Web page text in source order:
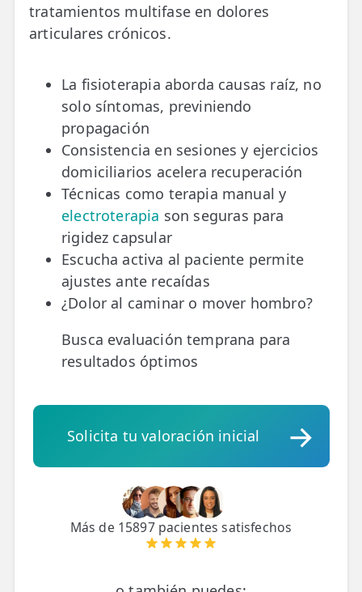
tratamientos multifase en dolores
articulares crónicos.
La fisioterapia aborda causas raíz, no
solo síntomas, previniendo
propagación
Consistencia en sesiones y ejercicios
domiciliarios acelera recuperación
Técnicas como terapia manual y
electroterapia son seguras para
rigidez capsular
Escucha activa al paciente permite
ajustes ante recaídas
¿Dolor al caminar o mover hombro?
Busca evaluación temprana para
resultados óptimos
Solicita tu valoración inicial
Más de 15897 pacientes satisfechos